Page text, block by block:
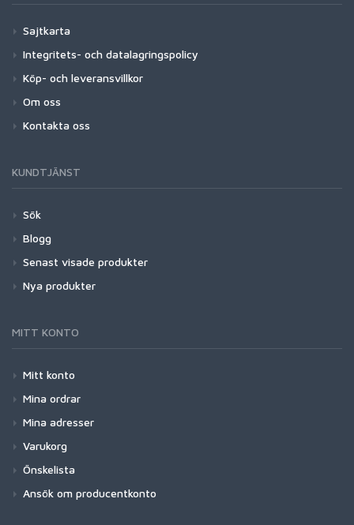
Sajtkarta
Integritets- och datalagringspolicy
Köp- och leveransvillkor
Om oss
Kontakta oss
KUNDTJÄNST
Sök
Blogg
Senast visade produkter
Nya produkter
MITT KONTO
Mitt konto
Mina ordrar
Mina adresser
Varukorg
Önskelista
Ansök om producentkonto